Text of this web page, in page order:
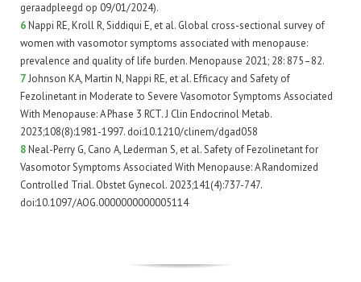
geraadpleegd op 09/01/2024).
6Nappi RE, Kroll R, Siddiqui E, et al. Global cross-sectional survey of
women with vasomotor symptoms associated with menopause:
prevalence and quality of life burden. Menopause 2021; 28: 875–82.
7Johnson KA, Martin N, Nappi RE, et al. Efficacy and Safety of
Fezolinetant in Moderate to Severe Vasomotor Symptoms Associated
With Menopause: A Phase 3 RCT. J Clin Endocrinol Metab.
2023;108(8):1981-1997. doi:10.1210/clinem/dgad058
8Neal-Perry G, Cano A, Lederman S, et al. Safety of Fezolinetant for
Vasomotor Symptoms Associated With Menopause: A Randomized
Controlled Trial. Obstet Gynecol. 2023;141(4):737-747.
doi:10.1097/AOG.0000000000005114